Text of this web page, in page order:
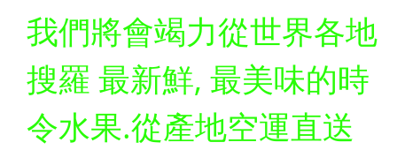
我們將會竭力從世界各地
搜羅 最新鮮, 最美味的時
令水果.從產地空運直送